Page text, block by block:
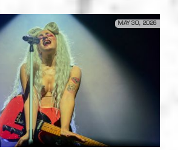
MAY 30, 2026